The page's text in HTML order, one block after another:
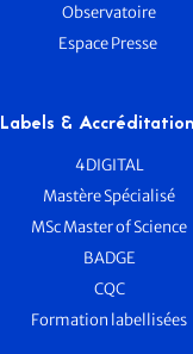
Observatoire
Espace Presse
Labels &
4DIGITAL
Mastère Spécialisé
MSc Master of Science
BADGE
CQC
Formation labellisées